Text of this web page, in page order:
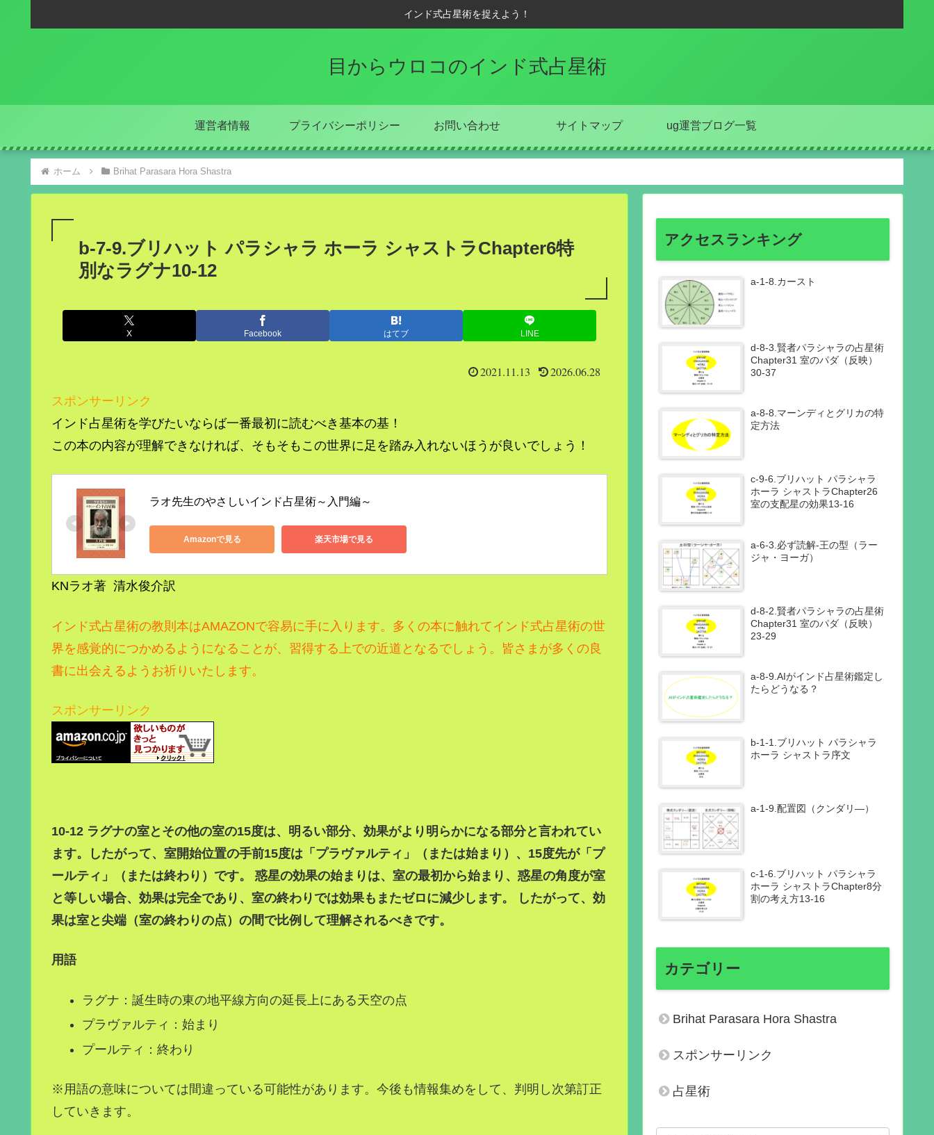
インド式占星術を捉えよう！
目からウロコのインド式占星術
運営者情報 プライバシーポリシー お問い合わせ サイトマップ ug運営ブログ一覧
ホーム Brihat Parasara Hora Shastra
b-7-9.ブリハット パラシャラ ホーラ シャストラChapter6特
別なラグナ10-12
X Facebook はてブ LINE
2021.11.13 2026.06.28
スポンサーリンク
インド占星術を学びたいならば一番最初に読むべき基本の基！
この本の内容が理解できなければ、そもそもこの世界に足を踏み入れないほうが良いでしょう！
ラオ先生のやさしいインド占星術～入門編～
Amazonで見る 楽天市場で見る
KNラオ著 清水俊介訳
インド式占星術の教則本はAMAZONで容易に手に入ります。 多くの本に触れてインド式占星術の世
界を感覚的につかめるようになることが、習得する上での近道となるでしょう。 皆さまが多くの良
書に出会えるようお祈りいたします。
スポンサーリンク
10-12 ラグナの室とその他の室の15度は、明るい部分、効果がより明らかになる部分と言われてい
ます。したがって、室開始位置の手前15度は「プラヴァルティ」（または始まり）、15度先が「プ
ールティ」（または終わり）です。 惑星の効果の始まりは、室の最初から始まり、惑星の角度が室
と等しい場合、効果は完全であり、室の終わりでは効果もまたゼロに減少します。 したがって、効
果は室と尖端（室の終わりの点）の間で比例して理解されるべきです。
用語
ラグナ：誕生時の東の地平線方向の延長上にある天空の点
プラヴァルティ：始まり
プールティ：終わり
※用語の意味については間違っている可能性があります。今後も情報集めをして、判明し次第訂正
していきます。
アクセスランキング
a-1-8.カースト
d-8-3.賢者パラシャラの占星術
Chapter31 室のパダ（反映）
30-37
a-8-8.マーンディとグリカの特
定方法
c-9-6.ブリハット パラシャラ
ホーラ シャストラChapter26
室の支配星の効果13-16
a-6-3.必ず読解-王の型（ラー
ジャ・ヨーガ）
d-8-2.賢者パラシャラの占星術
Chapter31 室のパダ（反映）
23-29
a-8-9.AIがインド占星術鑑定し
たらどうなる？
b-1-1.ブリハット パラシャラ
ホーラ シャストラ序文
a-1-9.配置図（クンダリ―）
c-1-6.ブリハット パラシャラ
ホーラ シャストラChapter8分
割の考え方13-16
カテゴリー
Brihat Parasara Hora Shastra
スポンサーリンク
占星術